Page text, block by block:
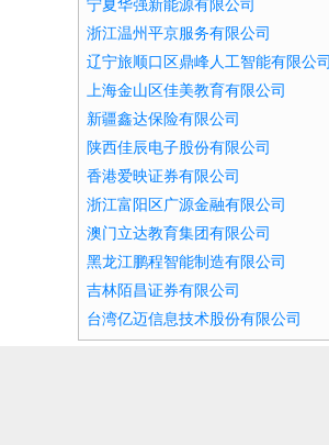
宁夏华强新能源有限公司
浙江温州平京服务有限公司
辽宁旅顺口区鼎峰人工智能有限公司
上海金山区佳美教育有限公司
新疆鑫达保险有限公司
陕西佳辰电子股份有限公司
香港爱映证券有限公司
浙江富阳区广源金融有限公司
澳门立达教育集团有限公司
黑龙江鹏程智能制造有限公司
吉林陌昌证券有限公司
台湾亿迈信息技术股份有限公司